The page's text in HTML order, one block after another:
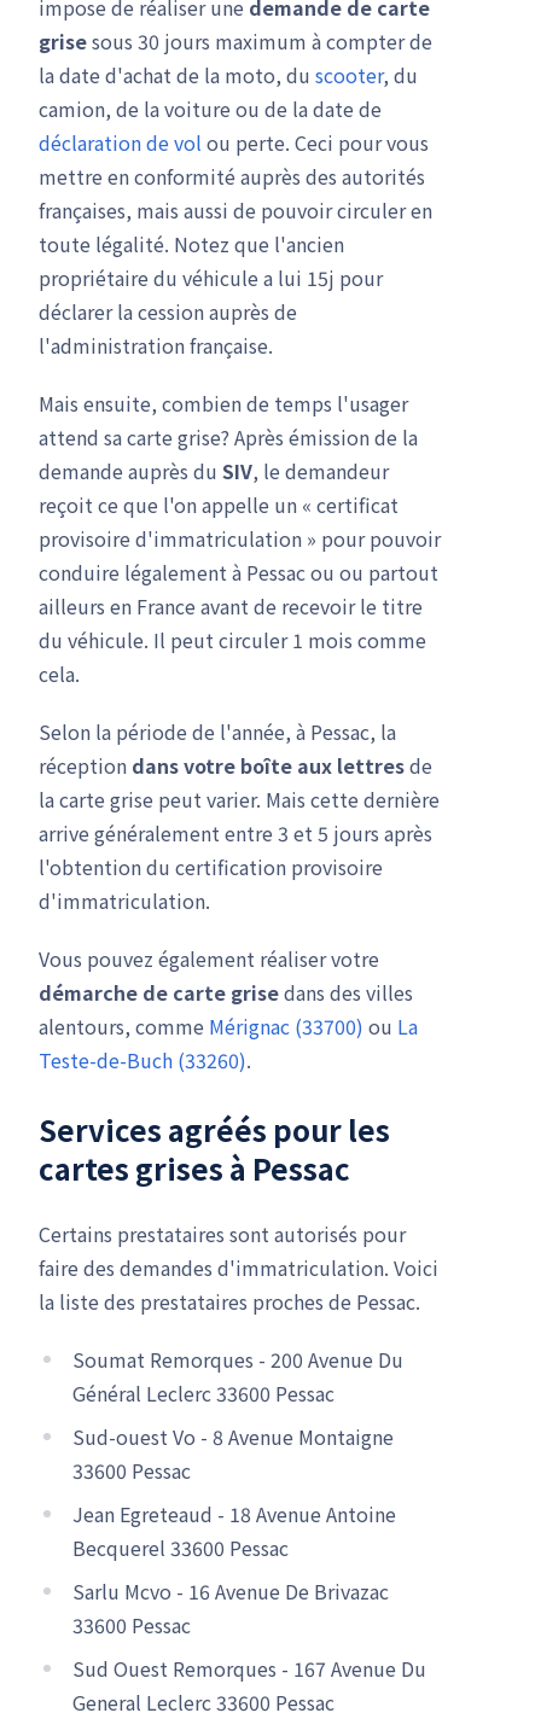
impose de réaliser une demande de carte
grisesous 30 jours maximum à compter de
la date d'achat de la moto, du scooter, du
camion, de la voiture ou de la date de
déclaration de vol ou perte. Ceci pour vous
mettre en conformité auprès des autorités
françaises, mais aussi de pouvoir circuler en
toute légalité. Notez que l'ancien
propriétaire du véhicule a lui 15j pour
déclarer la cession auprès de
l'administration française.
Mais ensuite, combien de temps l'usager
attend sa carte grise? Après émission de la
demande auprès du SIV, le demandeur
reçoit ce que l'on appelle un « certificat
provisoire d'immatriculation » pour pouvoir
conduire légalement à Pessac ou ou partout
ailleurs en France avant de recevoir le titre
du véhicule. Il peut circuler 1 mois comme
cela.
Selon la période de l'année, à Pessac, la
réception dans votre boîte aux lettresde
la carte grise peut varier. Mais cette dernière
arrive généralement entre 3 et 5 jours après
l'obtention du certification provisoire
d'immatriculation.
Vous pouvez également réaliser votre
démarche de carte grisedans des villes
alentours, comme Mérignac (33700) ou La
Teste-de-Buch (33260).
Services agréés pour les
cartes grises à Pessac
Certains prestataires sont autorisés pour
faire des demandes d'immatriculation. Voici
la liste des prestataires proches de Pessac.
Soumat Remorques - 200 Avenue Du
Général Leclerc 33600 Pessac
Sud-ouest Vo - 8 Avenue Montaigne
33600 Pessac
Jean Egreteaud - 18 Avenue Antoine
Becquerel 33600 Pessac
Sarlu Mcvo - 16 Avenue De Brivazac
33600 Pessac
Sud Ouest Remorques - 167 Avenue Du
General Leclerc 33600 Pessac